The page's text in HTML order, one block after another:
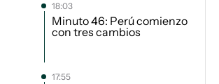
18:03
Minuto 46: Perú comienzo
con tres cambios
17:55